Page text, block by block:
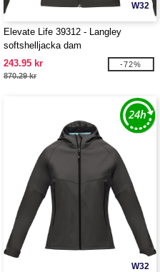
W32
Elevate Life 39312 - Langley
softshelljacka dam
243.95 kr
870.29 kr
-72%
W32